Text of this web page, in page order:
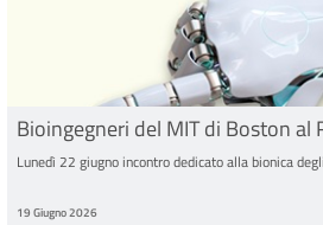
Bioingegneri del MIT di Boston al
Lunedì 22 giugno incontro dedicato alla bionica
19 Giugno 2026